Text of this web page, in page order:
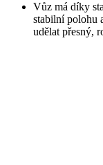
Vůz má díky
stabilní polohu
udělat přesný,